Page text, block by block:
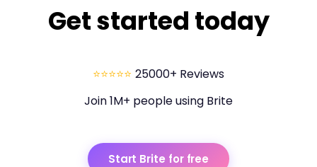
Get started today
⭐⭐⭐⭐⭐ 25000+ Reviews
Join 1M+ people using Brite
Start Brite for free